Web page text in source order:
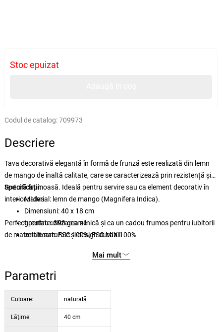
Stoc epuizat
Codul de catalog:709973
Descriere
Tava decorativă elegantă în formă de frunză este realizată din lemn
de mango de înaltă calitate, care se caracterizează prin rezistență și
textură frumoasă. Ideală pentru servire sau ca element decorativ în
interiorul dvs.
Specificații:
Material: lemn de mango (Magnifera Indica).
Dimensiuni: 40 x 18 cm
greutate: 390 grame
certificare: FSC 100%, FSC MIX 100%
Perfect pentru utilizarea zilnică și ca un cadou frumos pentru iubitorii
de materiale naturale și design durabil.
Mai mult
Parametri
Culoare: naturală
Lăţime: 40 cm